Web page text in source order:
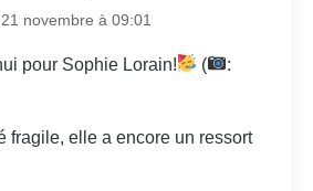
novembre à 09:01
pour Sophie Lorain! (
:
fragile, elle a encore un ressort